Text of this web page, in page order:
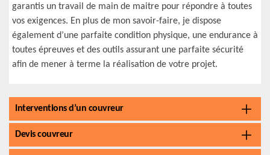
garantis un travail de main de maitre pour répondre à toutes
vos exigences. En plus de mon savoir-faire, je dispose
également d’une parfaite condition physique, une endurance à
toutes épreuves et des outils assurant une parfaite sécurité
afin de mener à terme la réalisation de votre projet.
Interventions d’un couvreur
Devis couvreur